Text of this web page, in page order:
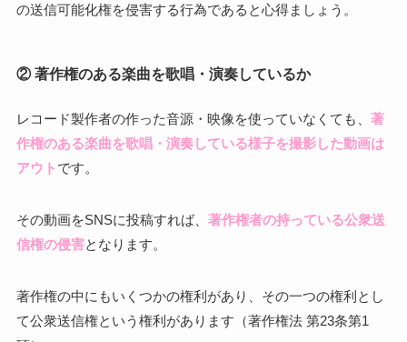
の送信可能化権を侵害する行為であると心得ましょう。
② 著作権のある楽曲を歌唱・演奏しているか
レコード製作者の作った音源・映像を使っていなくても、 著
作権のある楽曲を歌唱・演奏している様子を撮影した動画は
アウト です。
その動画をSNSに投稿すれば、 著作権者の持っている公衆送
信権の侵害となります。
著作権の中にもいくつかの権利があり、その一つの権利とし
て公衆送信権という権利があります（著作権法 第23条第1